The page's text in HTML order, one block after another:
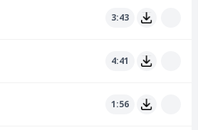
3:43
4:41
1:56